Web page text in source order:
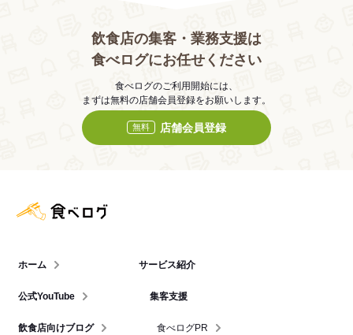
飲食店の集客・業務支援は
食べログにお任せください
食べログのご利用開始には、
まずは無料の店舗会員登録をお願いします。
無料 店舗会員登録
ホーム
公式YouTube
飲食店向けブログ
サービス紹介
集客支援
食べログPR